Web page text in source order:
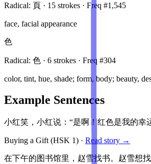
Radical: 頁 · 15 strokes · Freq #1,545
face, facial appearance
色
Radical: 色 · 6 strokes · Freq #304
color, tint, hue, shade; form, body; beauty,
Example Sentences
小红笑，小红说：“是啊！红色是我的幸
Buying a Gift (HSK 1) · Read story →
在下午的图书馆里，赵雪找书。赵雪想